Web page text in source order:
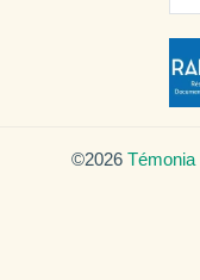
©2026 Témonia